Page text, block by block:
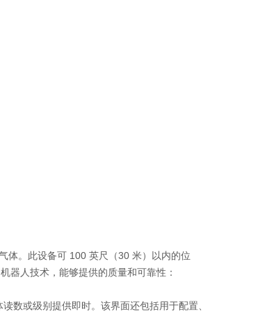
体。此设备可 100 英尺（30 米）以内的位
器人技术，能够提供的质量和可靠性：
数或级别提供即时。该界面还包括用于配置、